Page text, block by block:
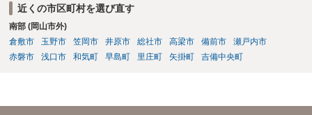
近くの市区町村を選び直す
南部 (岡山市外)
倉敷市
玉野市 笠岡市 井原市 総社市 高梁市 備前市
瀬戸内市
赤磐市
浅口市 和気町 早島町 里庄町 矢掛町 吉備中央町